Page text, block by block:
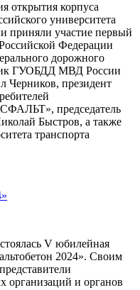
открытия корпуса
университета
приняли участие первый
Федерации
дорожного
ГУОБДД МВД России
Черников, президент
председатель
Быстров, а также
транспорта
V юбилейная
2024». Своим
организаций и органов